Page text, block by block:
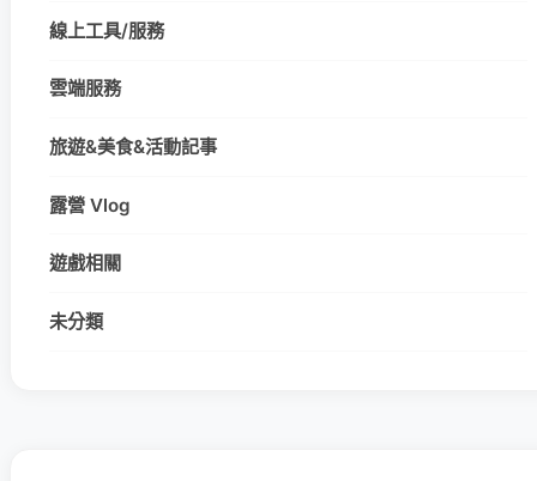
線上工具/服務
雲端服務
旅遊&美食&活動記事
露營 Vlog
遊戲相關
未分類